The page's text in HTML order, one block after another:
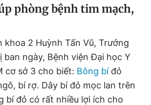
Bạn cần biết
Liên hệ quảng cáo
phòng bệnh tim mạch,
khoa 2 Huỳnh Tấn Vũ, Trưởng
ban ngày, Bệnh viện Đại học Y
cơ sở 3 cho biết: Bông bíđỏ
bí rợ. Dây bí đỏ mọc lan trên
bí đỏ có rất nhiều lợi ích cho